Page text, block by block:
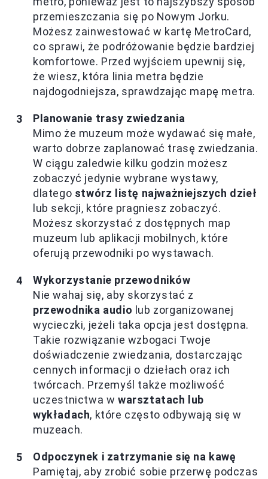
przemieszczania się po Nowym Jorku.
Możesz zainwestować w kartę MetroCard,
co sprawi, że podróżowanie będzie bardziej
komfortowe. Przed wyjściem upewnij się,
że wiesz, która linia metra będzie
najdogodniejsza, sprawdzając mapę metra.
Planowanie trasy zwiedzania
Mimo że muzeum może wydawać się małe,
warto dobrze zaplanować trasę zwiedzania.
W ciągu zaledwie kilku godzin możesz
zobaczyć jedynie wybrane wystawy,
dlatego stwórz listę najważniejszych dzieł
lub sekcji, które pragniesz zobaczyć.
Możesz skorzystać z dostępnych map
muzeum lub aplikacji mobilnych, które
oferują przewodniki po wystawach.
Wykorzystanie przewodników
Nie wahaj się, aby skorzystać z
przewodnika audio lub zorganizowanej
wycieczki, jeżeli taka opcja jest dostępna.
Takie rozwiązanie wzbogaci Twoje
doświadczenie zwiedzania, dostarczając
cennych informacji o dziełach oraz ich
twórcach. Przemyśl także możliwość
uczestnictwa w warsztatach lub
wykładach, które często odbywają się w
muzeach.
Odpoczynek i zatrzymanie się na kawę
Pamiętaj, aby zrobić sobie przerwę podczas